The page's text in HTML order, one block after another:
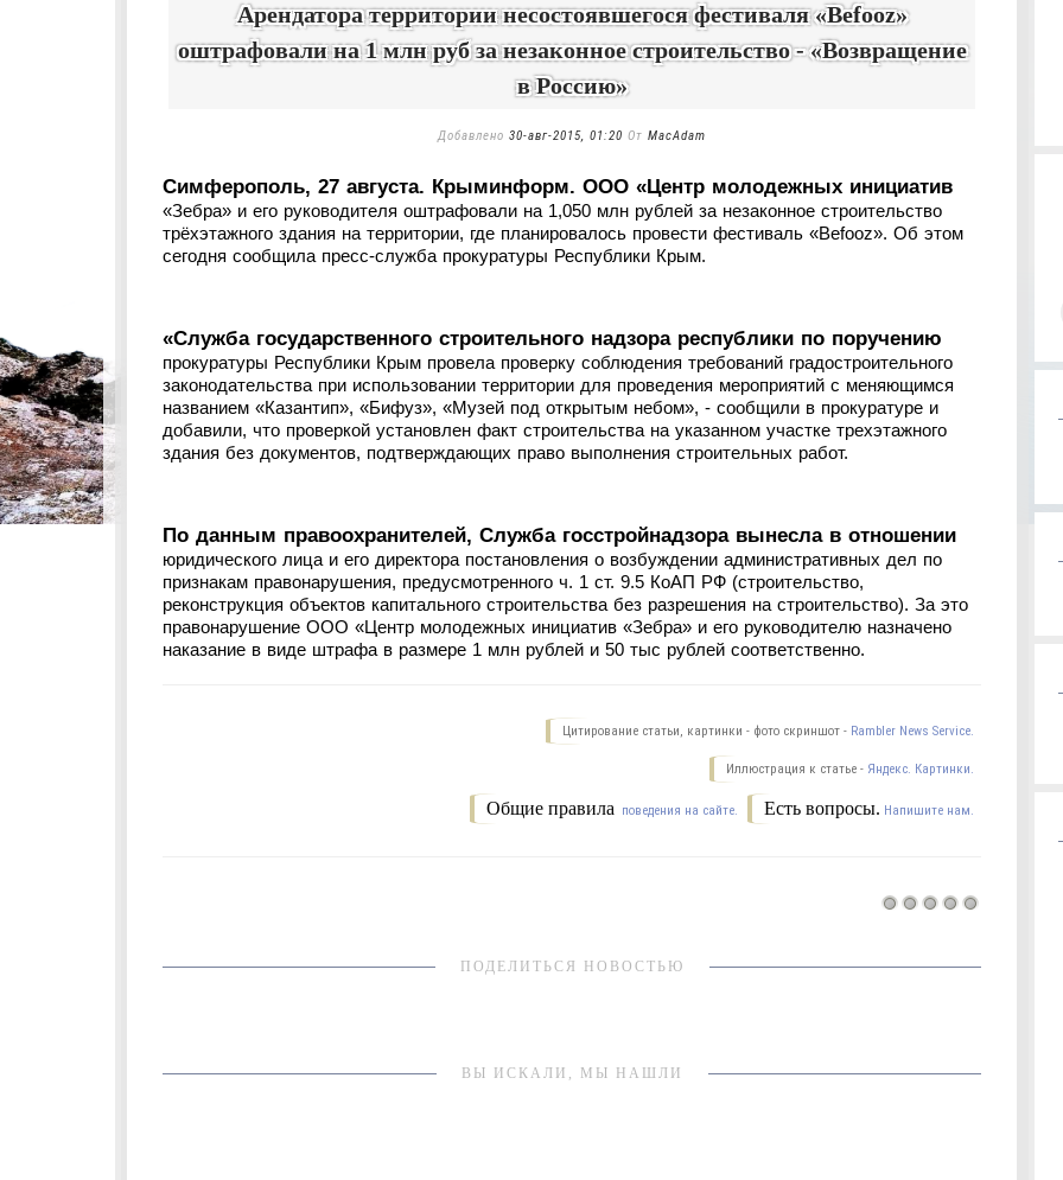
Арендатора территории несостоявшегося фестиваля «Befooz»
оштрафовали на 1 млн руб за незаконное строительство - «Возвращение
в Россию»
Добавлено 30-авг-2015, 01:20 От MacAdam
Симферополь, 27 августа. Крыминформ. ООО «Центр молодежных инициатив
«Зебра» и его руководителя оштрафовали на 1,050 млн рублей за незаконное строительство
трёхэтажного здания на территории, где планировалось провести фестиваль «Befooz». Об этом
сегодня сообщила пресс-служба прокуратуры Республики Крым.
«Служба государственного строительного надзора республики по поручению
прокуратуры Республики Крым провела проверку соблюдения требований градостроительного
законодательства при использовании территории для проведения мероприятий с меняющимся
названием «Казантип», «Бифуз», «Музей под открытым небом», - сообщили в прокуратуре и
добавили, что проверкой установлен факт строительства на указанном участке трехэтажного
здания без документов, подтверждающих право выполнения строительных работ.
По данным правоохранителей, Служба госстройнадзора вынесла в отношении
юридического лица и его директора постановления о возбуждении административных дел по
признакам правонарушения, предусмотренного ч. 1 ст. 9.5 КоАП РФ (строительство,
реконструкция объектов капитального строительства без разрешения на строительство). За это
правонарушение ООО «Центр молодежных инициатив «Зебра» и его руководителю назначено
наказание в виде штрафа в размере 1 млн рублей и 50 тыс рублей соответственно.
Цитирование статьи, картинки - фото скриншот - Rambler News Service.
Иллюстрация к статье - Яндекс. Картинки.
Есть вопросы. Напишите нам.
Общие правила поведения на сайте.
ПОДЕЛИТЬСЯ НОВОСТЬЮ
ВЫ ИСКАЛИ, МЫ НАШЛИ